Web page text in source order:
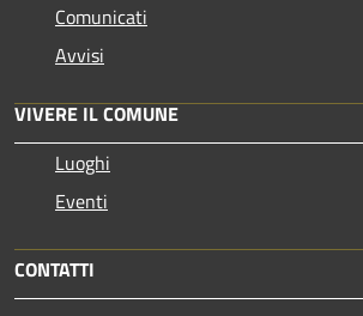
Comunicati
Avvisi
VIVERE IL COMUNE
Luoghi
Eventi
CONTATTI